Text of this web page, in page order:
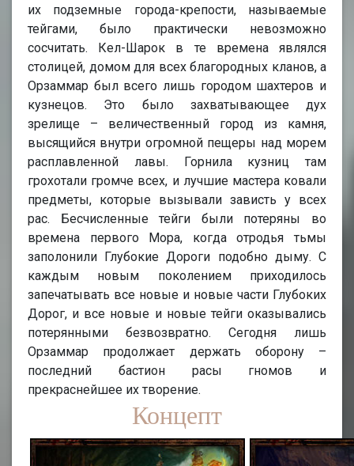
их подземные города-крепости, называемые
тейгами, было практически невозможно
сосчитать. Кел-Шарок в те времена являлся
столицей, домом для всех благородных кланов, а
Орзаммар был всего лишь городом шахтеров и
кузнецов. Это было захватывающее дух
зрелище – величественный город из камня,
высящийся внутри огромной пещеры над морем
расплавленной лавы. Горнила кузниц там
грохотали громче всех, и лучшие мастера ковали
предметы, которые вызывали зависть у всех
рас. Бесчисленные тейги были потеряны во
времена первого Мора, когда отродья тьмы
заполонили Глубокие Дороги подобно дыму. С
каждым новым поколением приходилось
запечатывать все новые и новые части Глубоких
Дорог, и все новые и новые тейги оказывались
потерянными безвозвратно. Сегодня лишь
Орзаммар продолжает держать оборону –
последний бастион расы гномов и
прекраснейшее их творение.
Концепт